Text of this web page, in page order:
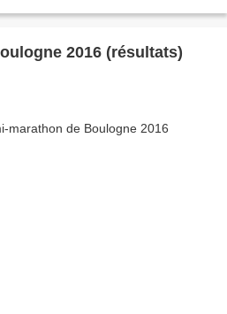
2016 (résultats)